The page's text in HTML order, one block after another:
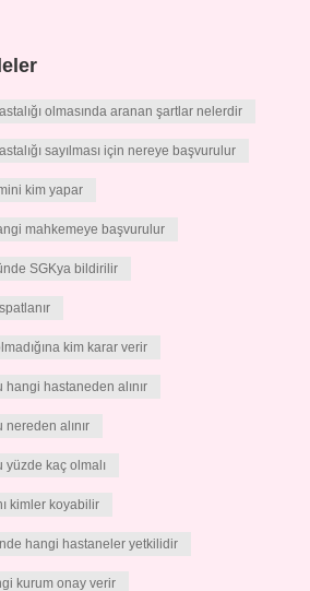
olmasında aranan şartlar nelerdir
sayılması için nereye başvurulur
kim yapar
mahkemeye başvurulur
SGKya bildirilir
kim karar verir
hangi hastaneden alınır
nereden alınır
yüzde kaç olmalı
kimler koyabilir
hangi hastaneler yetkilidir
kurum onay verir